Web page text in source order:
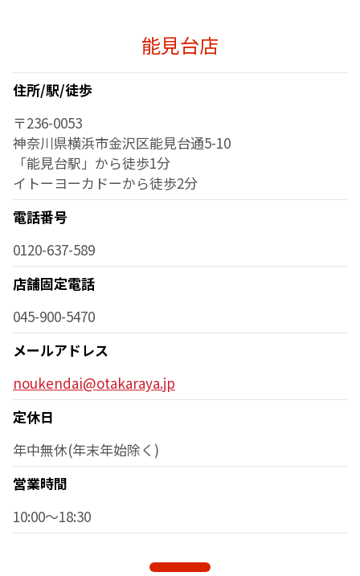
能見台店
住所/駅/徒歩
〒236-0053
神奈川県横浜市金沢区能見台通5-10
「能見台駅」から徒歩1分
イトーヨーカドーから徒歩2分
電話番号
0120-637-589
店舗固定電話
045-900-5470
メールアドレス
noukendai@otakaraya.jp
定休日
年中無休(年末年始除く)
営業時間
10:00～18:30